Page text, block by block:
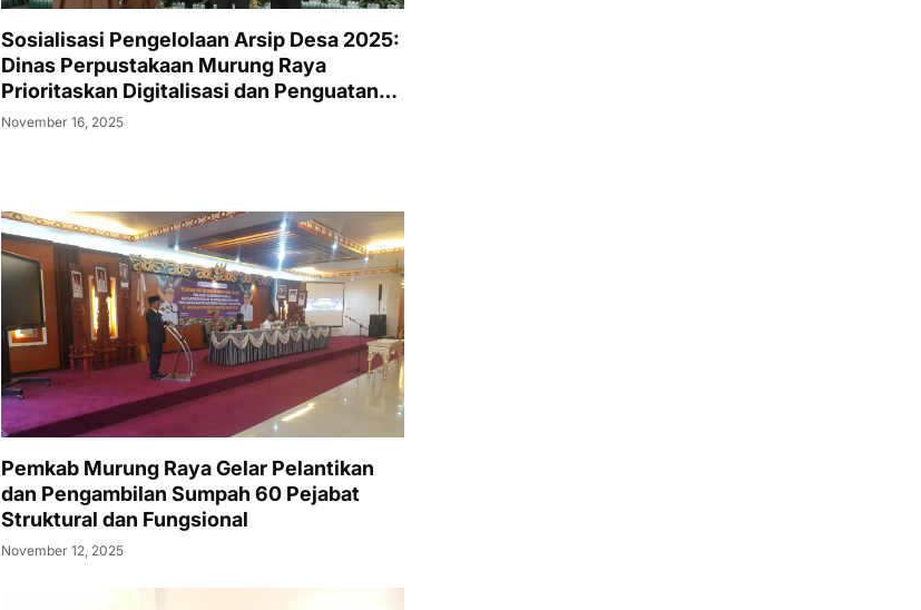
Sosialisasi Pengelolaan Arsip Desa 2025:
Dinas Perpustakaan Murung Raya
Prioritaskan Digitalisasi dan Penguatan
Literasi Desa
November 16, 2025
Pemkab Murung Raya Gelar Pelantikan
dan Pengambilan Sumpah 60 Pejabat
Struktural dan Fungsional
November 12, 2025